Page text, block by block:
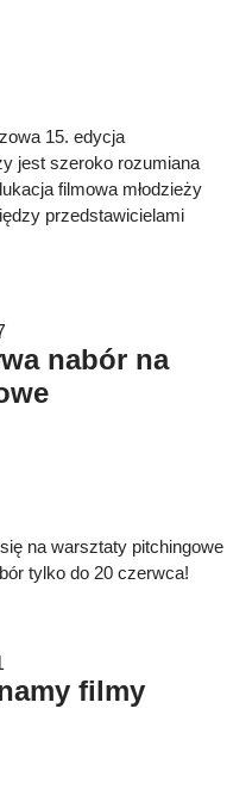
15. edycja
jest szeroko rozumiana
filmowa młodzieży
przedstawicielami
nabór na
na warsztaty pitchingowe
tylko do 20 czerwca!
filmy